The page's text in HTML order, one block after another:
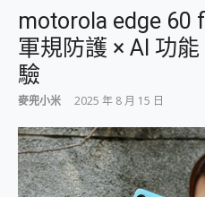
CP 值天花板~ Bongcom BS5 足球君開箱~ 短焦投影機 3千元就能擁有！ 折扣碼在這～
台灣製攝影機在這裡，100%全無線設計 SpotCam Solo Eco 太陽能防水雲端攝影機 SpotCam Solo 3 2.5K高畫質戶外攝影機 開箱 評測
AI 支付 一錶搞定大小事 Xiaomi Watch 5 開箱 評測
超驚艷 讓人一眼就愛上
美到讓人超想擁有 moto pad 60 系列 與 Moto | Swarovski razr 60 冰藍限定版本 開箱 評測
好用的 EaseUS Partition Master 讓
motorola edge 60
軍規防護 × AI 功
驗
麥兜小米 2025 年 8 月 15 日